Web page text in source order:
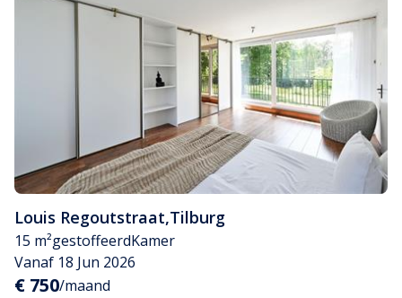
Louis Regoutstraat,Tilburg
15 m²gestoffeerdKamer
Vanaf 18 Jun 2026
€ 750/maand